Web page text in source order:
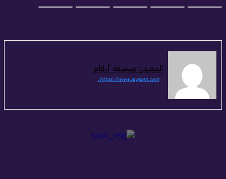
المصدر: صحيفة أرقام
https://www.argaam.com/